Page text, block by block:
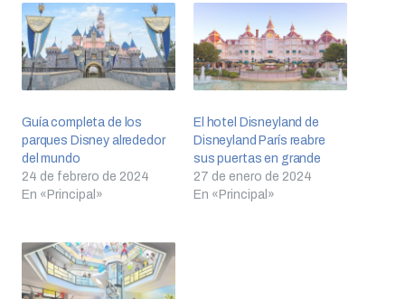
Guía completa de los
parques Disney alrededor
del mundo
24 de febrero de 2024
En «Principal»
El hotel Disneyland de
Disneyland París reabre
sus puertas en grande
27 de enero de 2024
En «Principal»